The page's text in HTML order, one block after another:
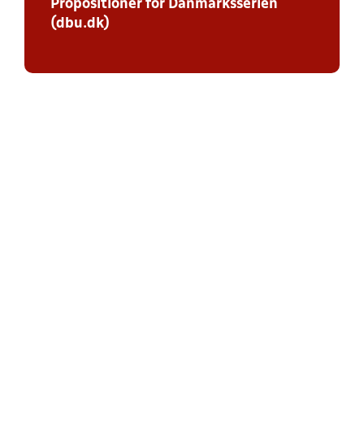
Propositioner for Danmarksserien
(dbu.dk)